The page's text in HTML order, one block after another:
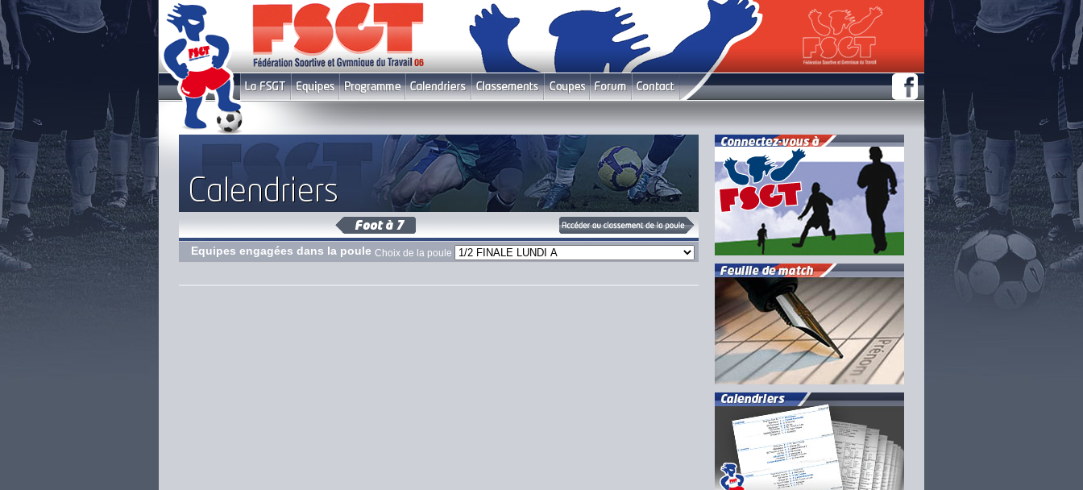
Choix de la poule
Equipes engagées dans la poule